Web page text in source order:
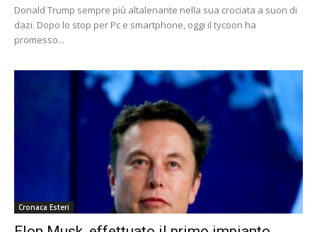
Donald Trump sempre più altalenante nella sua crociata a suon di
dazi. Dopo lo stop per Pc e smartphone, oggi il tycoon ha
promesso...
Cronaca Esteri